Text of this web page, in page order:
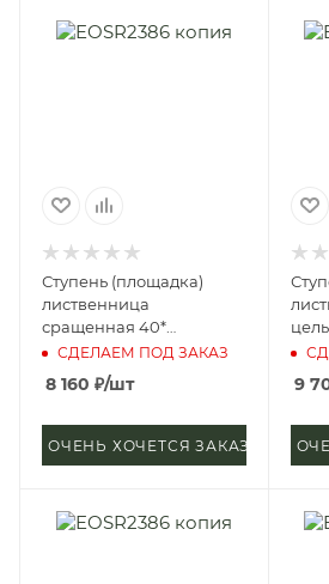
Ступень (площадка)
лиственница
сращенная 40*
400*3000 мм (сорт А)
СДЕЛАЕМ ПОД ЗАКАЗ
8 160 ₽/шт
ОЧЕНЬ ХОЧЕТСЯ ЗАКАЗАТЬ
9